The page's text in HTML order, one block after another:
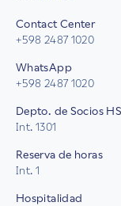
Contact Center
+598 2487 1020
WhatsApp
+598 2487 1020
Depto. de Socios HS
Int. 1301
Reserva de horas
Int. 1
Hospitalidad